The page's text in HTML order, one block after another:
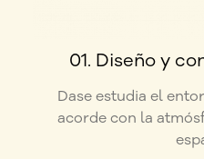
01. Diseño y
Dase estudia el
acorde con la